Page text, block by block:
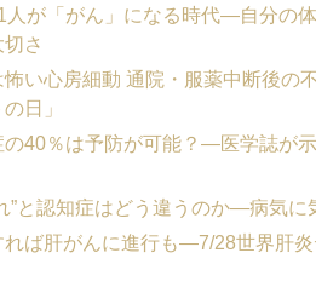
人が「がん」になる時代―自分の
さ
怖い心房細動 通院・服薬中断後の
日」
の40％は予防が可能？―医学誌が
”と認知症はどう違うのか―病気に
れば肝がんに進行も―7/28世界肝炎